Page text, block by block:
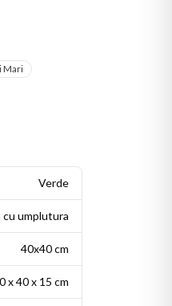
Mari
Verde
cu umplutura
40x40 cm
x 40 x 15 cm